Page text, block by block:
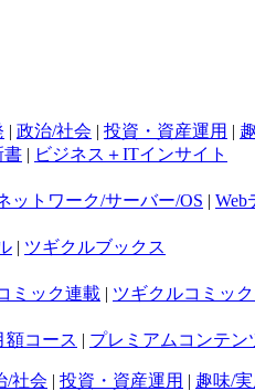
| 政治/社会 | 投資・資産運用 |
書 | ビジネス＋ITインサイト
ットワーク/サーバー/OS | Web
| ツギクルブックス
ミック連載 | ツギクルコミッ
額コース | プレミアムコンテン
/社会 | 投資・資産運用 | 趣味/実